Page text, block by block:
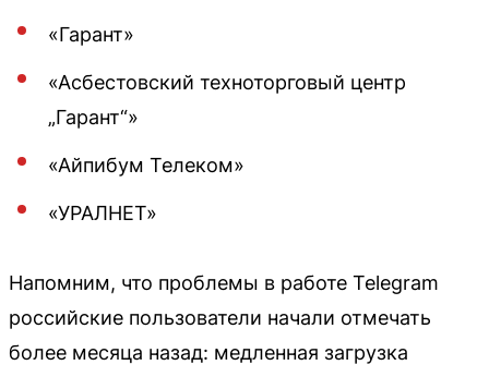
«Гарант»
«Асбестовский техноторговый центр
„Гарант“»
«Айпибум Телеком»
«УРАЛНЕТ»
Напомним, что проблемы в работе Telegram
российские пользователи начали отмечать
более месяца назад: медленная загрузка